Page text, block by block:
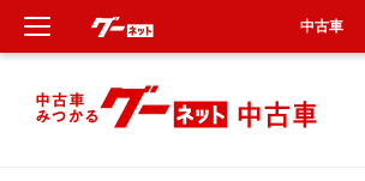
中古車
新車